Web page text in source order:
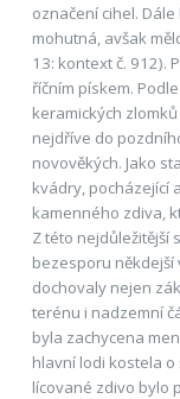
označení cihel.
mohutná, avšak
13: kontext č. 912).
říčním pískem.
keramických
nejdříve do
novověkých. Jako
kvádry, pocházející
kamenného zdiva,
Z této nejdůležitější
bezesporu
dochovaly nejen
terénu i nadzemní
byla zachycena
hlavní lodi kostela o
lícované zdivo bylo